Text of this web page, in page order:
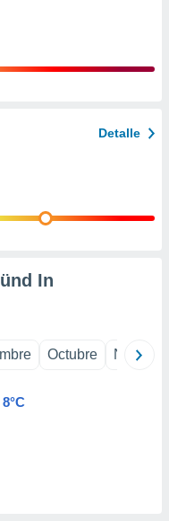
Detalle
In
Octubre
8°C